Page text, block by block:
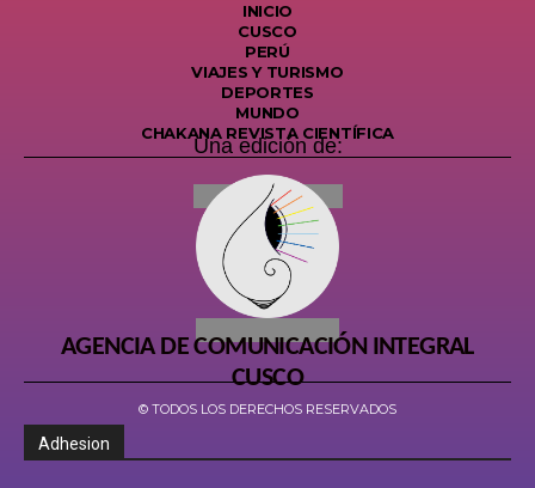
INICIO
CUSCO
PERÚ
VIAJES Y TURISMO
DEPORTES
MUNDO
CHAKANA REVISTA CIENTÍFICA
Una edición de:
AGENCIA DE COMUNICACIÓN INTEGRAL
CUSCO
© TODOS LOS DERECHOS RESERVADOS
Adhesion